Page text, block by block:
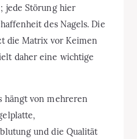
jede Störung hier
des Nagels. Die
die Matrix vor Keimen
daher eine wichtige
hängt von mehreren
und die Qualität